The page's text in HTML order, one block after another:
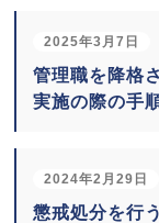
2025年3月7日
管理職を降格
実施の際の手
2024年2月29日
懲戒処分を行